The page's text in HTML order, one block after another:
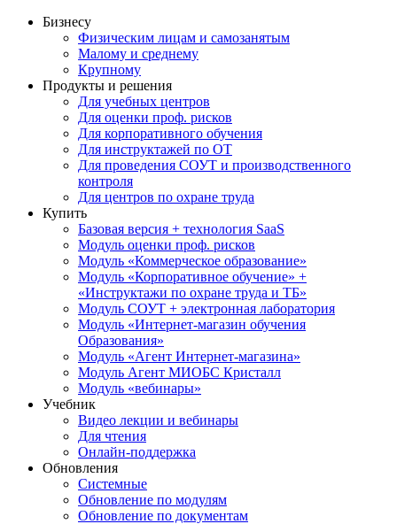
Бизнесу
Физическим лицам и самозанятым
Малому и среднему
Крупному
Продукты и решения
Для учебных центров
Для оценки проф. рисков
Для корпоративного обучения
Для инструктажей по ОТ
Для проведения СОУТ и производственного
контроля
Для центров по охране труда
Купить
Базовая версия + технология SaaS
Модуль оценки проф. рисков
Модуль «Коммерческое образование»
Модуль «Корпоративное обучение» +
«Инструктажи по охране труда и ТБ»
Модуль СОУТ + электронная лаборатория
Модуль «Интернет-магазин обучения
Образования»
Модуль «Агент Интернет-магазина»
Модуль Агент МИОБС Кристалл
Модуль «вебинары»
Учебник
Видео лекции и вебинары
Для чтения
Онлайн-поддержка
Обновления
Системные
Обновление по модулям
Обновление по документам